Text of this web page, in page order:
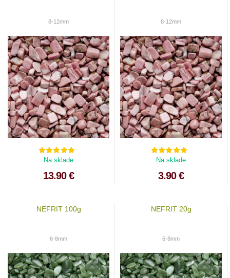
8-12mm
Na sklade
13.90 €
8-12mm
Na sklade
3.90 €
NEFRIT 100g
6-8mm
NEFRIT 20g
6-8mm